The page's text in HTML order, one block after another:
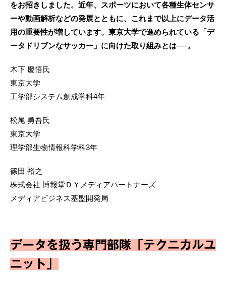
をお招きしました。近年、スポーツにおいて各種生体センサ
ーや動画解析などの発展とともに、これまで以上にデータ活
用の重要性が増しています。東京大学で進められている「デ
ータドリブンなサッカー」に向けた取り組みとは──。
木下 慶悟氏
東京大学
工学部システム創成学科4年
松尾 勇吾氏
東京大学
理学部生物情報科学科3年
篠田 裕之
株式会社 博報堂ＤＹメディアパートナーズ
メディアビジネス基盤開発局
データを扱う専門部隊「テクニカルユ
ニット」